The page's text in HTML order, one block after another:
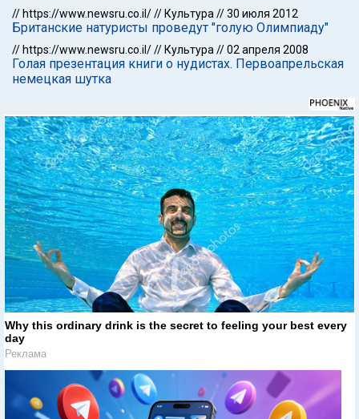
// https://www.newsru.co.il/// Культура //30 июля 2012
Британские натуристы проведут "голую Олимпиаду"
// https://www.newsru.co.il/// Культура //02 апреля 2008
Голая презентация книги о нудистах. Первоапрельская
немецкая шутка
Why this ordinary drink is the secret to feeling your best every
day
Реклама